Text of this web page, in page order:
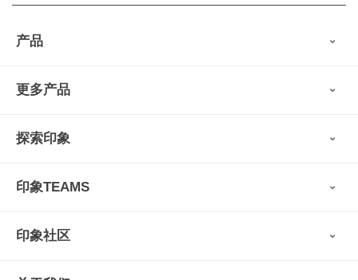
产品
会员权益
印象笔记·剪藏
更多产品
印象图记
墨笔
扫描宝
收藏家
探索印象
用户故事
视频教程
帮助支持
印象TEAMS
申请试用
印象社区